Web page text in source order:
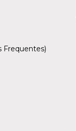
Frequentes)